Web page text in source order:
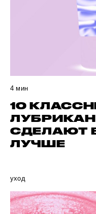
4 мин
10
СДЕЛАЮТ
ЛУЧШЕ
уход